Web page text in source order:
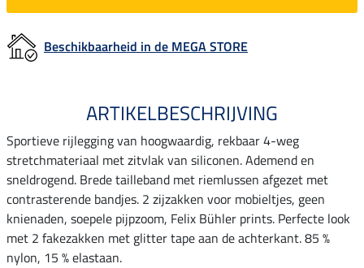
Beschikbaarheid in de MEGA STORE
ARTIKELBESCHRIJVING
Sportieve rijlegging van hoogwaardig, rekbaar 4-weg
stretchmateriaal met zitvlak van siliconen. Ademend en
sneldrogend. Brede tailleband met riemlussen afgezet met
contrasterende bandjes. 2 zijzakken voor mobieltjes, geen
knienaden, soepele pijpzoom, Felix Bühler prints. Perfecte look
met 2 fakezakken met glitter tape aan de achterkant. 85 %
nylon, 15 % elastaan.